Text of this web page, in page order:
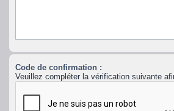
Code de confirmation :
Veuillez compléter la vérification suivante